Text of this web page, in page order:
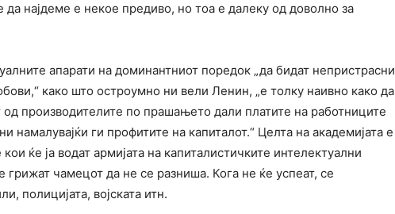
најдеме е некое предиво, но тоа е далеку од доволно за
апарати на доминантниот поредок „да бидат непристрасни
како што остроумно ни вели Ленин, „е толку наивно како да
од производителите по прашањето дали платите на работниците
намалувајќи ги профитите на капиталот.“ Целта на академијата е
ќе ја водат армијата на капиталистичките интелектуални
грижат чамецот да не се разниша. Кога не ќе успеат, се
полицијата, војската итн.